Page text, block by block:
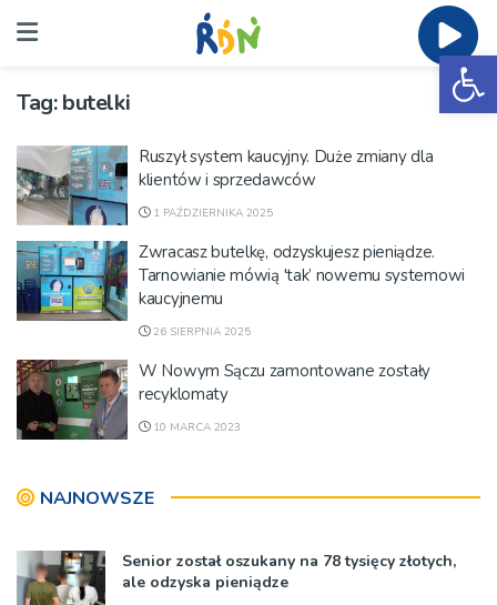
Tag:butelki
Ruszył system kaucyjny. Duże zmiany dla
klientów i sprzedawców
1 PAŹDZIERNIKA 2025
Zwracasz butelkę, odzyskujesz pieniądze.
Tarnowianie mówią 'tak’ nowemu systemowi
kaucyjnemu
26 SIERPNIA 2025
W Nowym Sączu zamontowane zostały
recyklomaty
10 MARCA 2023
NAJNOWSZE
Senior został oszukany na 78 tysięcy złotych,
ale odzyska pieniądze